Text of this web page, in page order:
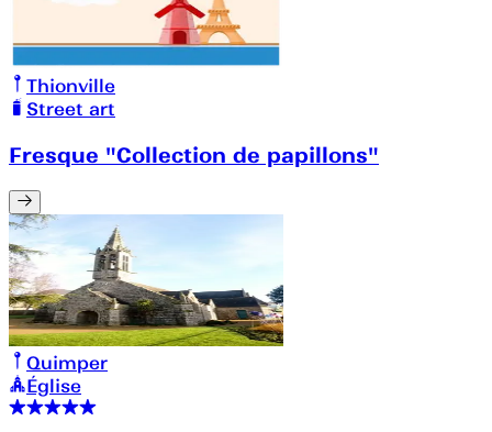
Thionville
Street art
Fresque "Collection de papillons"
Quimper
Église